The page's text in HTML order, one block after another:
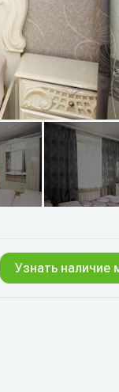
Узнать наличие